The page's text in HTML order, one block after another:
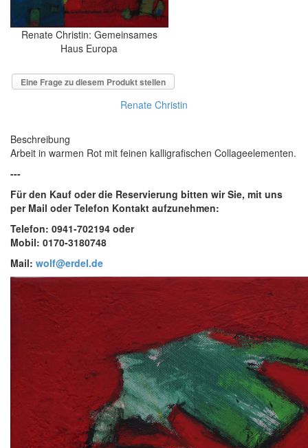
Renate Christin: Gemeinsames
Haus Europa
Eine Frage zu diesem Produkt stellen
Renate Christin
Beschreibung
Arbeit in warmen Rot mit feinen kalligrafischen Collageelementen.
---
Für den Kauf oder die Reservierung bitten wir Sie, mit uns
per Mail oder Telefon Kontakt aufzunehmen:
Telefon: 0941-702194 oder
Mobil: 0170-3180748
Mail: wolf@erdel.de